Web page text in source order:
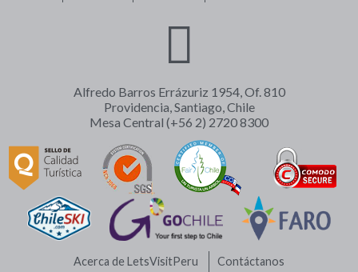
Alfredo Barros Errázuriz 1954, Of. 810
Providencia, Santiago, Chile
Mesa Central (+56 2) 2720 8300
Acerca de LetsVisitPeru Contáctanos